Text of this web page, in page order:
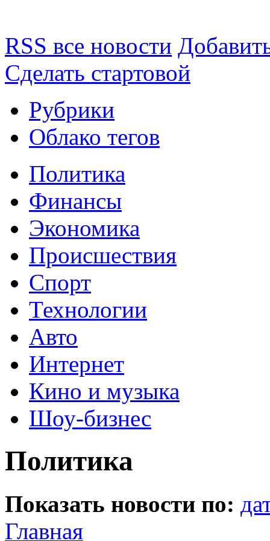
RSS все новости
Сделать стартовой
Рубрики
Облако тегов
Политика
Финансы
Экономика
Происшествия
Спорт
Технологии
Авто
Интернет
Кино и музыка
Шоу-бизнес
Политика
Показать новости по:
Главная